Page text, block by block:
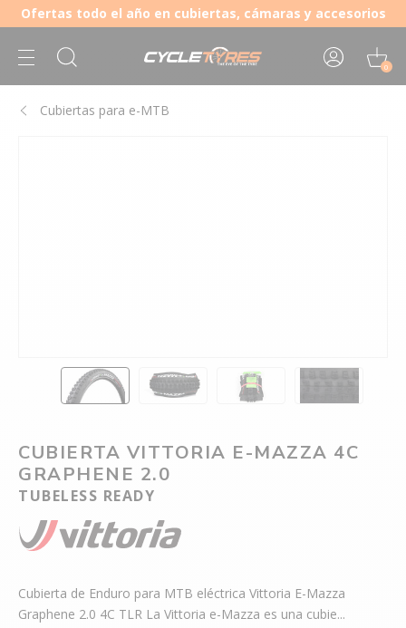
Ofertas todo el año en cubiertas, cámaras y accesorios
0
Cubiertas para e-MTB
CUBIERTA VITTORIA E-MAZZA 4C
GRAPHENE 2.0
TUBELESS READY
Cubierta de Enduro para MTB eléctrica Vittoria E-Mazza
Graphene 2.0 4C TLR La Vittoria e-Mazza es una cubie...